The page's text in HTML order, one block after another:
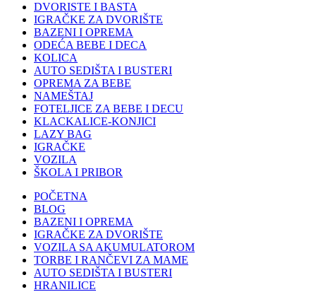
DVORISTE I BASTA
IGRAČKE ZA DVORIŠTE
BAZENI I OPREMA
ODEĆA BEBE I DECA
KOLICA
AUTO SEDIŠTA I BUSTERI
OPREMA ZA BEBE
NAMEŠTAJ
FOTELJICE ZA BEBE I DECU
KLACKALICE-KONJICI
LAZY BAG
IGRAČKE
VOZILA
ŠKOLA I PRIBOR
POČETNA
BLOG
BAZENI I OPREMA
IGRAČKE ZA DVORIŠTE
VOZILA SA AKUMULATOROM
TORBE I RANČEVI ZA MAME
AUTO SEDIŠTA I BUSTERI
HRANILICE